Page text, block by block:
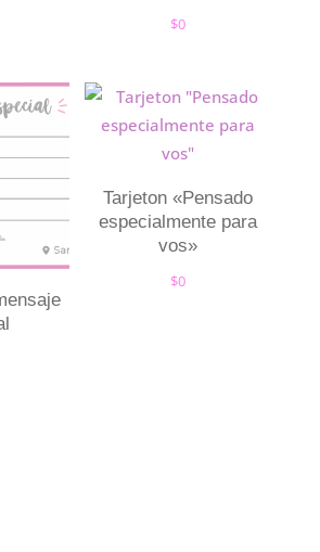
$0
Tarjeton «Pensado
especialmente para
vos»
$0